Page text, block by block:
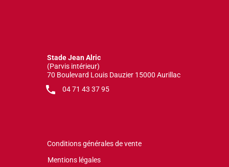
local_phone
Stade Jean Alric
(Parvis intérieur)
70 Boulevard Louis Dauzier 15000 Aurillac
04 71 43 37 95
Conditions générales de vente
Mentions légales